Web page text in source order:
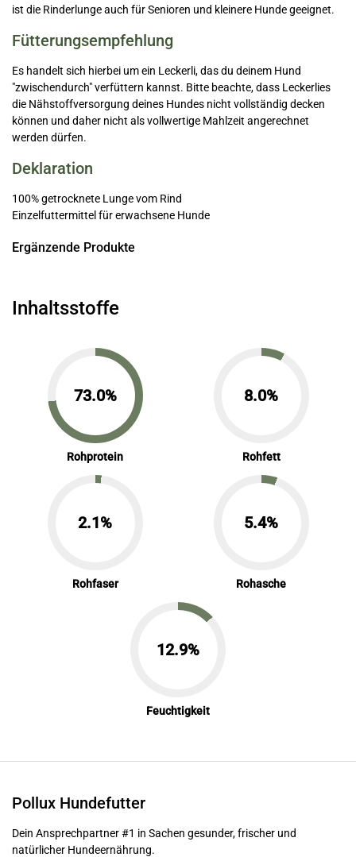
ist die Rinderlunge auch für Senioren und kleinere Hunde geeignet.
Fütterungsempfehlung
Es handelt sich hierbei um ein Leckerli, das du deinem Hund
"zwischendurch" verfüttern kannst. Bitte beachte, dass Leckerlies
die Nähstoffversorgung deines Hundes nicht vollständig decken
können und daher nicht als vollwertige Mahlzeit angerechnet
werden dürfen.
Deklaration
100% getrocknete Lunge vom Rind
Einzelfuttermittel für erwachsene Hunde
Ergänzende Produkte
Inhaltsstoffe
73.0%
Rohprotein
8.0%
Rohfett
2.1%
Rohfaser
5.4%
Rohasche
12.9%
Feuchtigkeit
Pollux Hundefutter
Dein Ansprechpartner #1 in Sachen gesunder, frischer und
natürlicher Hundeernährung.